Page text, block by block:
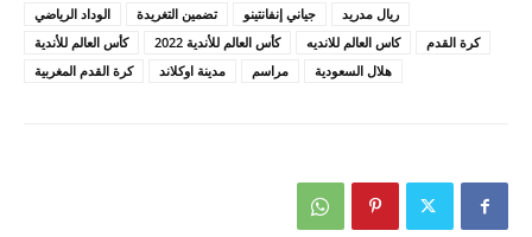
الوداد الرياضي تضمين التغريدة جياني إنفانتينو
ريال مدريد
كأس العالم للأندية
كأس العالم للأندية 2022 كاس العالم للانديه
كرة القدم
كرة القدم المغربية
مدينة اوكلاند مراسم هلال السعودية